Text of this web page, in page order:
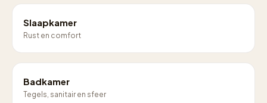
Slaapkamer
Rust en comfort
Badkamer
Tegels, sanitair en sfeer